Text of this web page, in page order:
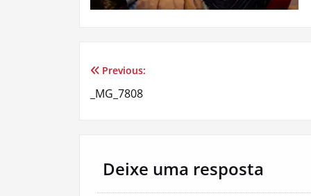
Navegação
Previous:
_MG_7808
Deixe uma resposta